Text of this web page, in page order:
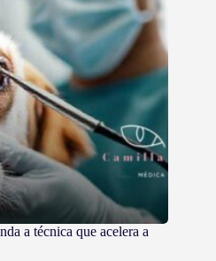
a técnica que acelera a